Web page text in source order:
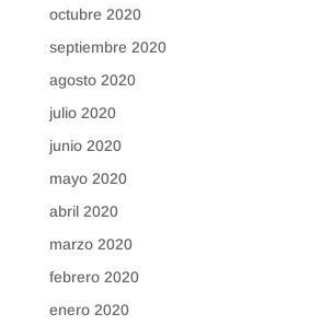
octubre 2020
septiembre 2020
agosto 2020
julio 2020
junio 2020
mayo 2020
abril 2020
marzo 2020
febrero 2020
enero 2020